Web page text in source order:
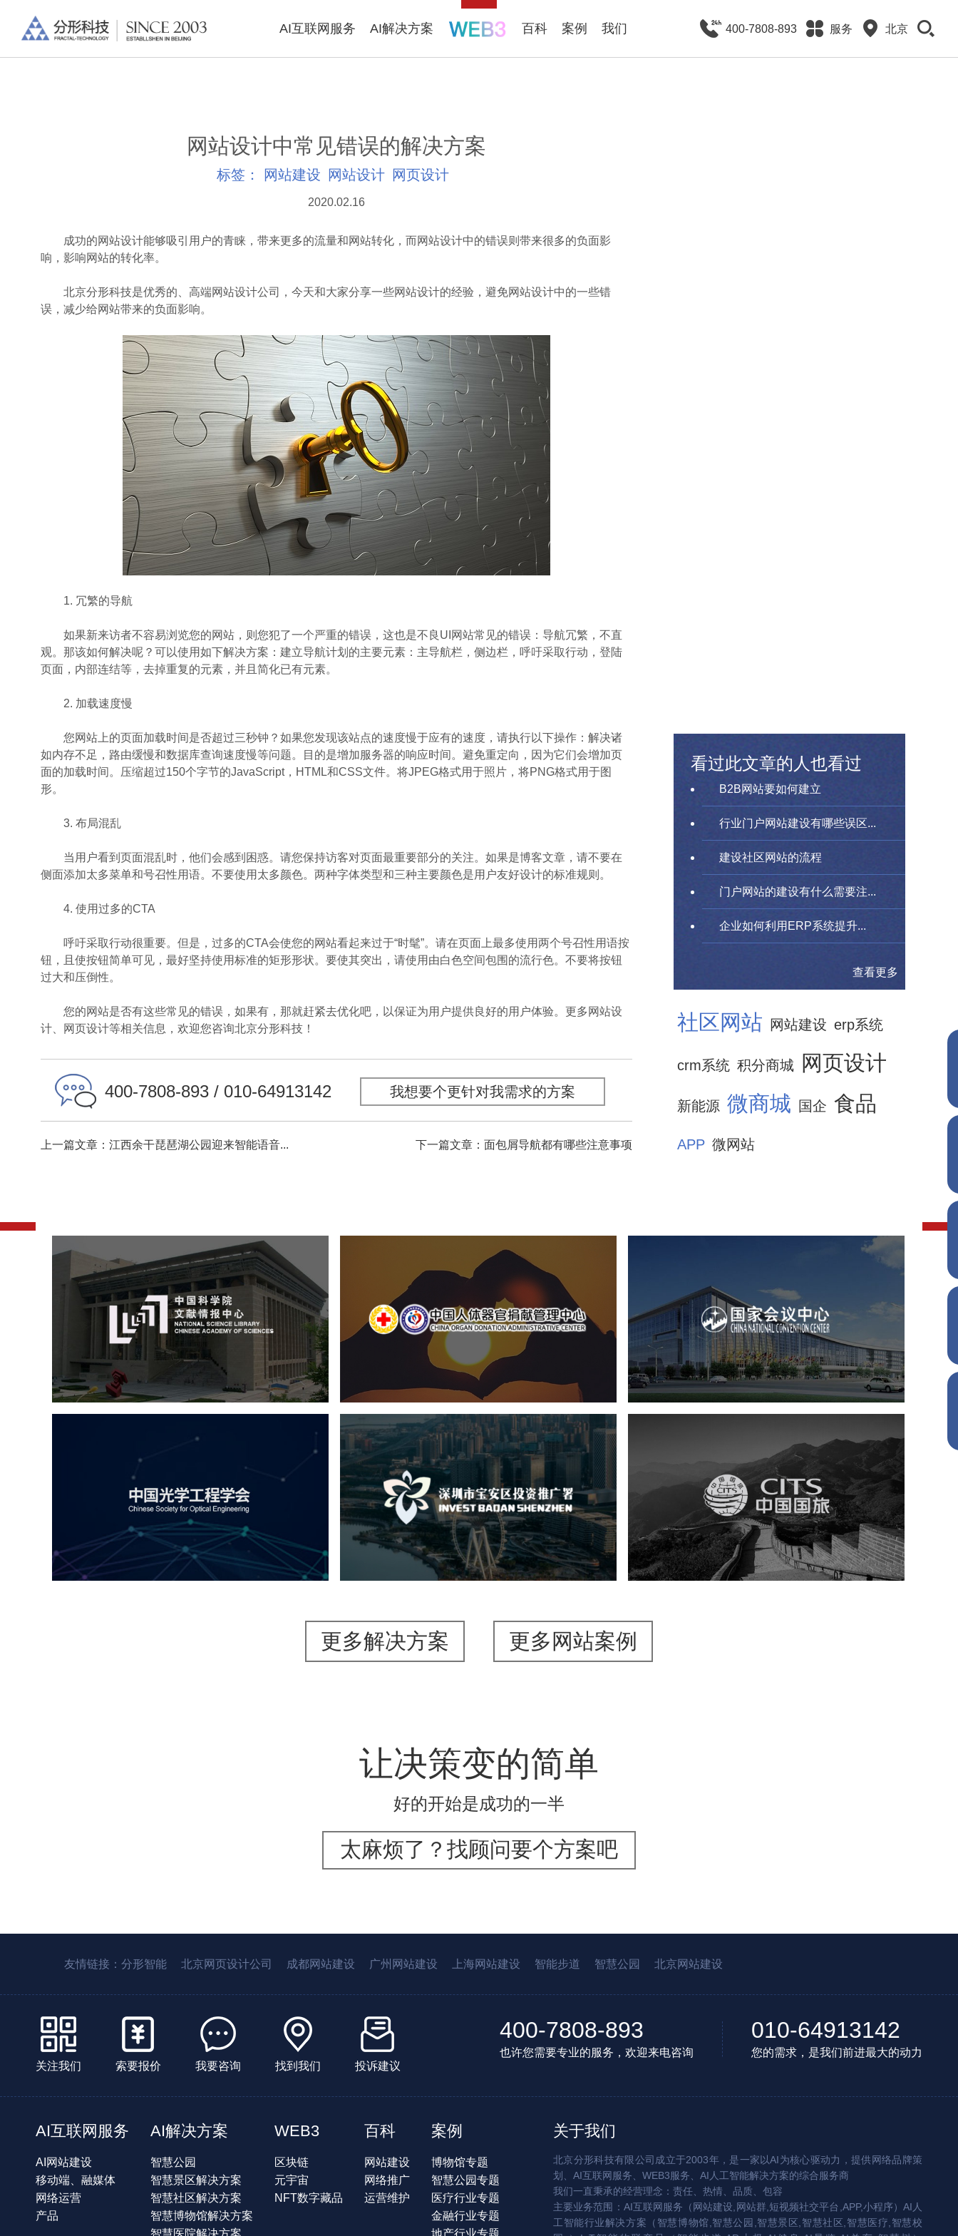
AI互联网服务 AI解决方案 百科 案例 我们 400-7808-893 服务 北京
网站设计中常见错误的解决方案
标签： 网站建设 网站设计 网页设计
2020.02.16
成功的网站设计能够吸引用户的青睐，带来更多的流量和网站转化，而网站设计中的错误则带来很多的负面影
响，影响网站的转化率。
北京分形科技是优秀的、高端网站设计公司，今天和大家分享一些网站设计的经验，避免网站设计中的一些错
误，减少给网站带来的负面影响。
1. 冗繁的导航
如果新来访者不容易浏览您的网站，则您犯了一个严重的错误，这也是不良UI网站常见的错误：导航冗繁，不直
观。那该如何解决呢？可以使用如下解决方案：建立导航计划的主要元素：主导航栏，侧边栏，呼吁采取行动，登陆
页面，内部连结等，去掉重复的元素，并且简化已有元素。
2. 加载速度慢
您网站上的页面加载时间是否超过三秒钟？如果您发现该站点的速度慢于应有的速度，请执行以下操作：解决诸
如内存不足，路由缓慢和数据库查询速度慢等问题。目的是增加服务器的响应时间。避免重定向，因为它们会增加页
面的加载时间。压缩超过150个字节的JavaScript，HTML和CSS文件。将JPEG格式用于照片，将PNG格式用于图
形。
3. 布局混乱
当用户看到页面混乱时，他们会感到困惑。请您保持访客对页面最重要部分的关注。如果是博客文章，请不要在
侧面添加太多菜单和号召性用语。不要使用太多颜色。两种字体类型和三种主要颜色是用户友好设计的标准规则。
4. 使用过多的CTA
呼吁采取行动很重要。但是，过多的CTA会使您的网站看起来过于“时髦”。请在页面上最多使用两个号召性用语按
钮，且使按钮简单可见，最好坚持使用标准的矩形形状。要使其突出，请使用由白色空间包围的流行色。不要将按钮
过大和压倒性。
您的网站是否有这些常见的错误，如果有，那就赶紧去优化吧，以保证为用户提供良好的用户体验。更多网站设
计、网页设计等相关信息，欢迎您咨询北京分形科技 ！
400-7808-893 / 010-64913142 我想要个更针对我需求的方案
上一篇文章：江西余干琵琶湖公园迎来智能语音... 下一篇文章：面包屑导航都有哪些注意事项
看过此文章的人也看过
B2B网站要如何建立
行业门户网站建设有哪些误区...
建设社区网站的流程
门户网站的建设有什么需要注...
企业如何利用ERP系统提升...
查看更多
社区网站 网站建设 erp系统
crm系统 积分商城 网页设计
新能源 微商城 国企 食品
APP 微网站
中国科学院文献情报中心
机构组织 网站建设
虚拟展厅
博物馆展厅设计
数字博物馆建设
展厅空间设计
北京展厅设计
产品展厅设计
企业展厅设计
公司展厅设计
中国人体器官捐献管理中心
国企 品牌官网
网站设计
国家会议中心
服务行业 专业服务 网站建设 网站设计
中国光学工程学会
机构组织 国企 品牌官网
网站建设
网站设计
深圳市宝安区投资推广署
机构组织 国企 品牌官网
网站建设
网站设计
中国国旅
旅游休闲 电商网站 网站建设
更多解决方案 更多网站案例
让决策变的简单
好的开始是成功的一半
太麻烦了？找顾问要个方案吧
友情链接： 分形智能 北京网页设计公司 成都网站建设 广州网站建设 上海网站建设 智能步道 智慧公园 北京网站建设
关注我们 索要报价 我要咨询 找到我们 投诉建议
400-7808-893
也许您需要专业的服务，欢迎来电咨询
010-64913142
您的需求，是我们前进最大的动力
AI互联网服务
AI网站建设
移动端、融媒体
网络运营
产品
AI解决方案
智慧公园
智慧景区解决方案
智慧社区解决方案
智慧博物馆解决方案
智慧医院解决方案
WEB3
区块链
元宇宙
NFT数字藏品
百科
网站建设
网络推广
运营维护
案例
博物馆专题
智慧公园专题
医疗行业专题
金融行业专题
地产行业专题
关于我们
北京分形科技有限公司成立于2003年，是一家以AI为核心驱动力，提供网络品牌策
划、AI互联网服务、WEB3服务、AI人工智能解决方案的综合服务商
我们一直秉承的经营理念：责任、热情、品质、包容
主要业务范围：AI互联网服务（网站建设,网站群,短视频社交平台,APP,小程序）AI人
工智能行业解决方案（智慧博物馆,智慧公园,智慧景区,智慧社区,智慧医疗,智慧校